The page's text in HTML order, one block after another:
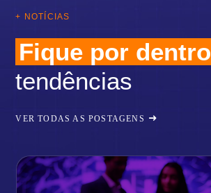
+ NOTÍCIAS
Fique por dentro
tendências
VER TODAS AS POSTAGENS